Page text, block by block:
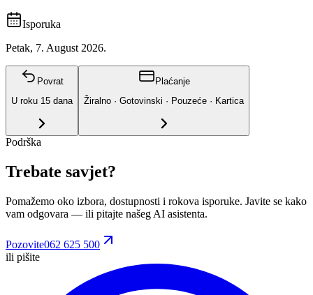
Isporuka
Petak, 7. August 2026.
Povrat
U roku 15 dana
Plaćanje
Žiralno · Gotovinski · Pouzeće · Kartica
Podrška
Trebate savjet?
Pomažemo oko izbora, dostupnosti i rokova isporuke. Javite se kako
vam odgovara — ili pitajte našeg AI asistenta.
Pozovite062 625 500
ili pišite